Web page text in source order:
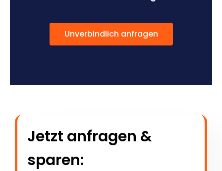
Unverbindlich anfragen
Jetzt anfragen &
sparen: